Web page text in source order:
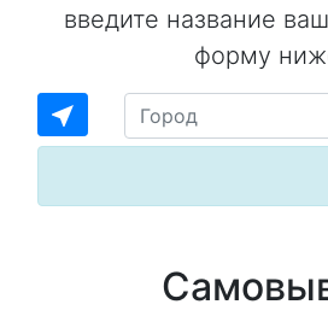
введите название
форму
near_me